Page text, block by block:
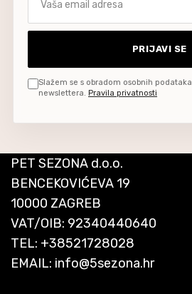
PRIJAVI SE
Slažem se s obradom osobnih
newslettera. Pravila privatnosti
PET SEZONA d.o.o.
BENCEKOVIĆEVA 19
10000 ZAGREB
VAT/OIB: 92340440640
TEL: +38521728028
EMAIL: info@5sezona.hr